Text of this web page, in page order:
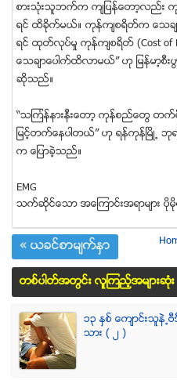
စားသံုးသူဘက္က က်ျပန္ေတာ့လည္း ကု
ရင္ ထိခိုက္မယ္။ ကုန္က်စရိတ္က ေသ
ရင္ ထုတ္လုပ္မႈ ကုန္က်စရိတ္ (Cost of
ေသခ်ာေပါက္ထိလာမယ္” ဟု ျမန္မာ့စီးပြ
ဆုိသည္။
“သၾကၤန္နားနီးေတာ့ ကုန္စည္ေတြ
ျမင့္တက္ေနပါတယ္” ဟု ရန္ကုန္ၿမိဳ႕ ဘု
က ေျပာခဲ့သည္။
EMG
သက္ဆုိင္ေသာ အေၾကာင္းအရာမ်ား ပုိမုိ
« ယခင္စာမ်က္ႏွာ
တစ္ပါတ္အတြင္း လူၾကည့္အမ်ားဆံုး
၁၃ ႏွစ္ ေက်ာင္းသူနဲ႕
သား ( ၂ )